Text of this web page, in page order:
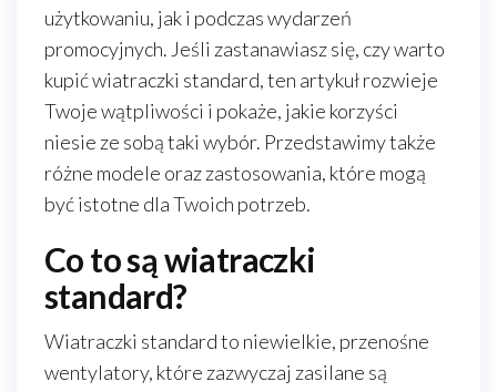
użytkowaniu, jak i podczas wydarzeń
promocyjnych. Jeśli zastanawiasz się, czy warto
kupić wiatraczki standard, ten artykuł rozwieje
Twoje wątpliwości i pokaże, jakie korzyści
niesie ze sobą taki wybór. Przedstawimy także
różne modele oraz zastosowania, które mogą
być istotne dla Twoich potrzeb.
Co to są wiatraczki
standard?
Wiatraczki standard to niewielkie, przenośne
wentylatory, które zazwyczaj zasilane są